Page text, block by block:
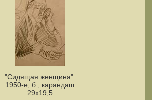
"Сидящая женщина".
1950-е, б., карандаш
29х19,5